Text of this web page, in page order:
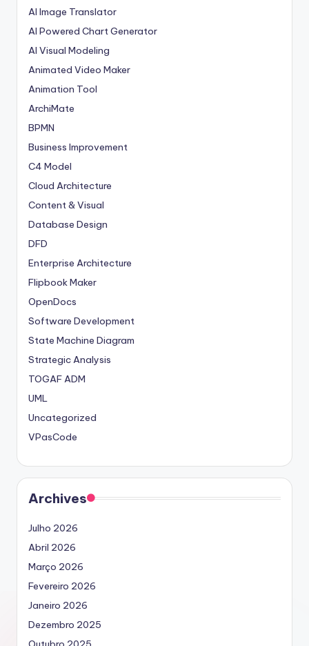
AI Image Translator
AI Powered Chart Generator
AI Visual Modeling
Animated Video Maker
Animation Tool
ArchiMate
BPMN
Business Improvement
C4 Model
Cloud Architecture
Content & Visual
Database Design
DFD
Enterprise Architecture
Flipbook Maker
OpenDocs
Software Development
State Machine Diagram
Strategic Analysis
TOGAF ADM
UML
Uncategorized
VPasCode
Archives
Julho 2026
Abril 2026
Março 2026
Fevereiro 2026
Janeiro 2026
Dezembro 2025